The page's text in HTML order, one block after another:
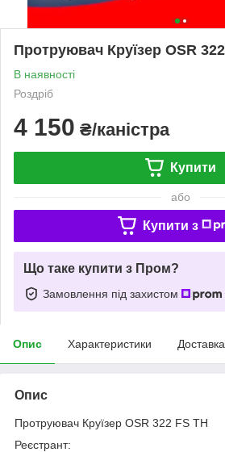
Протруювач Круїзер ОSR
В наявності
Роздріб
4 150 ₴/каністра
Купити
або
Купити з
Що таке купити з Пром?
Замовлення під захистом
Опис Характеристики Доставка
Опис
Протруювач Круїзер ОSR 322 FS TH
Реєстрант: